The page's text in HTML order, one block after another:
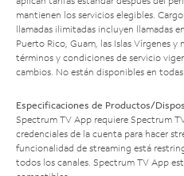
mantienen los servicios elegibles.
llamadas ilimitadas incluyen llamadas
Puerto Rico, Guam, las Islas Vírgenes
términos y condiciones de servicio
cambios. No están disponibles en
Especificaciones de Productos/
Spectrum TV App requiere Spectrum
credenciales de la cuenta para hacer
funcionalidad de streaming está
todos los canales. Spectrum TV App